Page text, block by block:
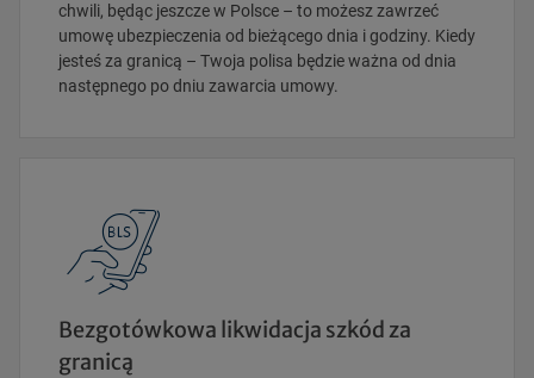
chwili, będąc jeszcze w Polsce – to możesz zawrzeć
umowę ubezpieczenia od bieżącego dnia i godziny. Kiedy
jesteś za granicą – Twoja polisa będzie ważna od dnia
następnego po dniu zawarcia umowy.
Bezgotówkowa likwidacja szkód za
granicą